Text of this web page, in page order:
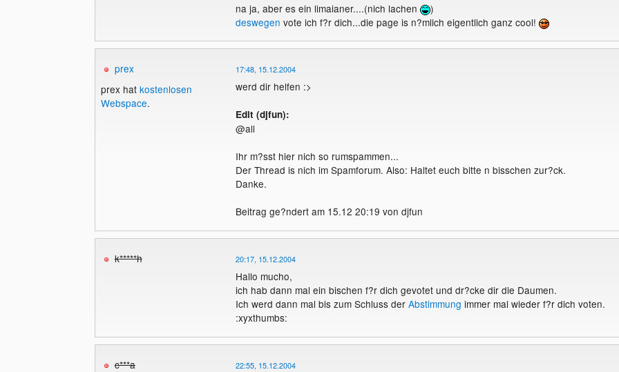
na ja, aber es ein limaianer....(nich lachen
)
deswegen vote ich f?r dich...die page is n?mlich eigentlich ganz cool!
prex
prex hat kostenlosen
Webspace.
17:48, 15.12.2004
werd dir helfen :>
Edit (djfun):
@all
Ihr m?sst hier nich so rumspammen...
Der Thread is nich im Spamforum. Also: Haltet euch bitte n bisschen zur?ck.
Danke.
Beitrag ge?ndert am 15.12 20:19 von djfun
k*****h 20:17, 15.12.2004
Hallo mucho,
ich hab dann mal ein bischen f?r dich gevotet und dr?cke dir die Daumen.
Ich werd dann mal bis zum Schluss der Abstimmung immer mal wieder f?r dich voten.
:xyxthumbs:
c***a 22:55, 15.12.2004